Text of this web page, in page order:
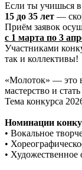
Если ты учишься
15 до 35 лет —
Приём заявок
с 1 марта по 3
Участниками
так и коллективы!
«Молоток» — это
мастерство и
Тема конкурса
Номинации
• Вокальное
•
• Художественное